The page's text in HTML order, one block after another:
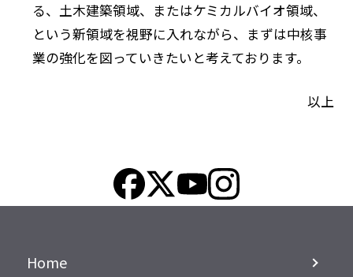
る、土木建築領域、またはケミカルバイオ領域、
という新領域を視野に入れながら、まずは中核事
業の強化を図っていきたいと考えております。
以上
Home